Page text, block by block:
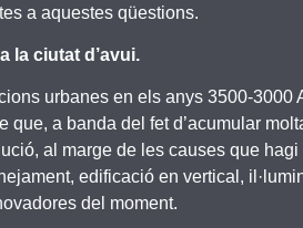
a aquestes qüestions.
la ciutat d’avui.
urbanes en els anys 3500-
a banda del fet d’acumular
al marge de les causes que
edificació en vertical,
del moment.